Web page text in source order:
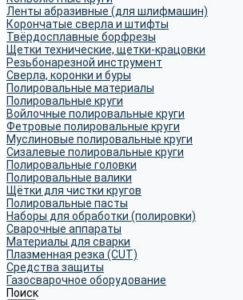
Ленты абразивные (для шлифмашин)
Корончатые сверла и штифты
Твёрдосплавные борфрезы
Щетки технические, щетки-крацовки
Резьбонарезной инструмент
Сверла, коронки и буры
Полировальные материалы
Полировальные круги
Войлочные полировальные круги
Фетровые полировальные круги
Муслиновые полировальные круги
Cизалевые полировальные круги
Полировальные головки
Полировальные валики
Щётки для чистки кругов
Полировальные пасты
Наборы для обработки (полировки)
Сварочные аппараты
Материалы для сварки
Плазменная резка (CUT)
Средства защиты
Газосварочное оборудование
Поиск